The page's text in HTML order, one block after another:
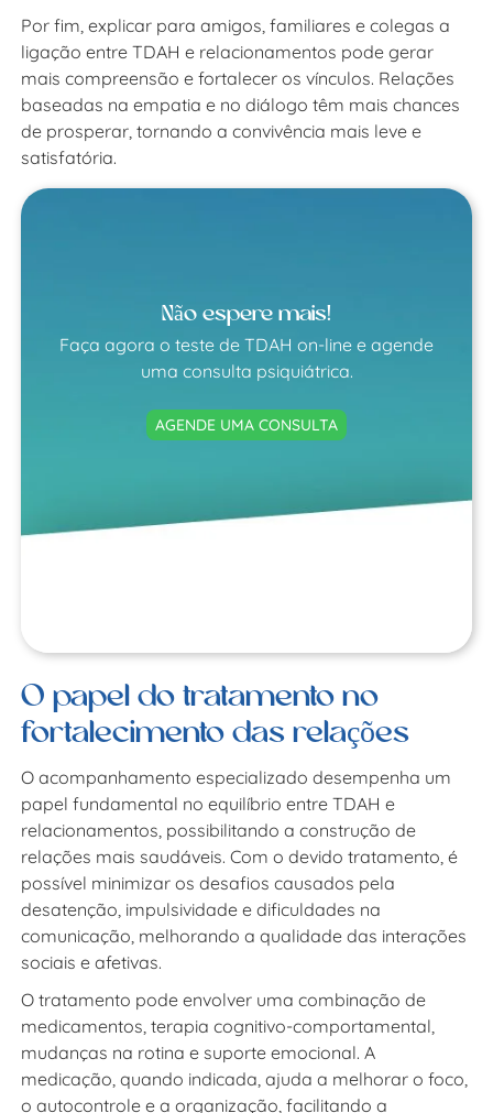
Por fim, explicar para amigos, familiares e colegas a
ligação entre TDAH e relacionamentos pode gerar
mais compreensão e fortalecer os vínculos. Relações
baseadas na empatia e no diálogo têm mais chances
de prosperar, tornando a convivência mais leve e
satisfatória.
Não espere mais!
Faça agora o teste de TDAH on-line e agende
uma consulta psiquiátrica.
AGENDE UMA CONSULTA
O papel do tratamento no
fortalecimento das relações
O acompanhamento especializado desempenha um
papel fundamental no equilíbrio entre TDAH e
relacionamentos, possibilitando a construção de
relações mais saudáveis. Com o devido tratamento, é
possível minimizar os desafios causados pela
desatenção, impulsividade e dificuldades na
comunicação, melhorando a qualidade das interações
sociais e afetivas.
O tratamento pode envolver uma combinação de
medicamentos, terapia cognitivo-comportamental,
mudanças na rotina e suporte emocional. A
medicação, quando indicada, ajuda a melhorar o foco,
o autocontrole e a organização, facilitando a